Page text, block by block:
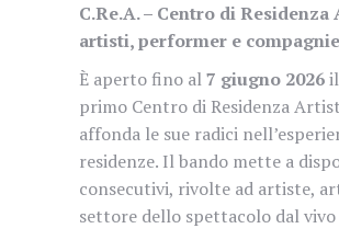
C.Re.A. – Centro di
artisti, performer e
È aperto fino al7 giugno 2026
primo Centro di Residenza
affonda le sue radici
residenze. Il bando mette a
consecutivi, rivolte ad artiste,
settore dello spettacolo dal